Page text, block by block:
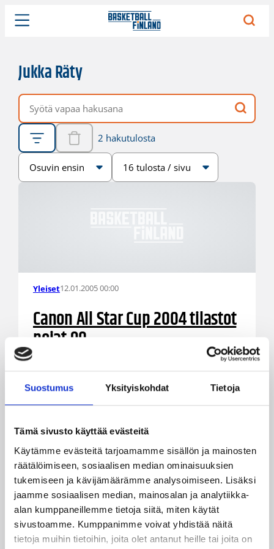
Suostumus Yksityiskohdat Tietoja
Tämä sivusto käyttää evästeitä
Käytämme evästeitä tarjoamamme sisällön ja mainosten
räätälöimiseen, sosiaalisen median ominaisuuksien
tukemiseen ja kävijämäärämme analysoimiseen. Lisäksi
jaamme sosiaalisen median, mainosalan ja analytiikka-
alan kumppaneillemme tietoja siitä, miten käytät
sivustoamme. Kumppanimme voivat yhdistää näitä
tietoja muihin tietoihin, joita olet antanut heille tai joita on
Jukka Räty
Vapaa hakusana
2 hakutulosta
Järjestys
Sivukoko
Yleiset12.01.2005 00:00
Canon All Star Cup 2004 tilastot
pojat 90
Canon All Star Cup 2004 joukkuekohtaiset tilastot
pojat 90
Eteläinen alue 10.12.2004 00:00